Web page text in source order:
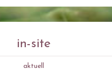
in-site
aktuell